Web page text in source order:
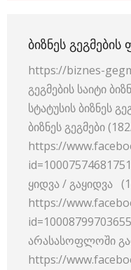
ᲑᲘᲖᲜᲔᲡ
https://biznes-
გეგმების საიტი
სტატუსის ბიზნეს
ბიზნეს გეგმები
https://
ყიდვა / გაყიდვა
https://
არასასოფლოში
https://